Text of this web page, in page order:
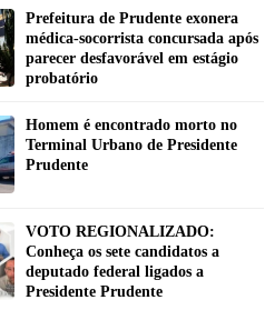
Prefeitura de Prudente exonera
médica-socorrista concursada após
parecer desfavorável em estágio
probatório
Homem é encontrado morto no
Terminal Urbano de Presidente
Prudente
VOTO REGIONALIZADO:
Conheça os sete candidatos a
deputado federal ligados a
Presidente Prudente